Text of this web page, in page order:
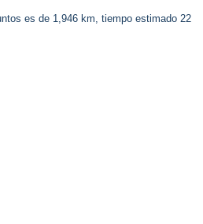
es de 1,946 km, tiempo estimado 22